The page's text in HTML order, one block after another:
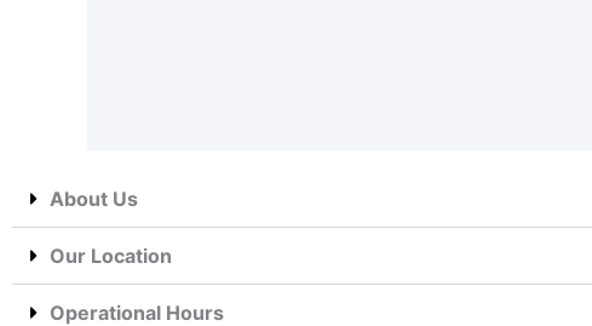
About Us
Our Location
Operational Hours